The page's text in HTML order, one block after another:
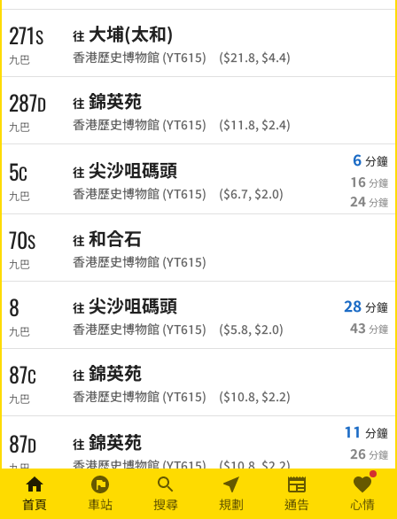
271S
九巴
往 大埔(太和)
香港歷史博物館 (YT615) ($21.8, $4.4)
287D
九巴
往 錦英苑
香港歷史博物館 (YT615) ($11.8, $2.4)
5C
九巴
往 尖沙咀碼頭
香港歷史博物館 (YT615) ($6.7, $2.0)
6 分鐘
16 分鐘
24 分鐘
70S
九巴
往 和合石
香港歷史博物館 (YT615)
8
九巴
往 尖沙咀碼頭
香港歷史博物館 (YT615) ($5.8, $2.0)
28 分鐘
43 分鐘
87C
九巴
往 錦英苑
香港歷史博物館 (YT615) ($10.8, $2.2)
87D
九巴
往 錦英苑
香港歷史博物館 (YT615) ($10.8, $2.2)
11 分鐘
26 分鐘
41分鐘
A 尖沙咀(循環線) -分鐘
首頁 車站 搜尋 規劃 通告 心情